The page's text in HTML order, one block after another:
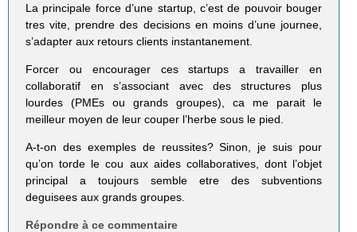
La principale force d’une startup, c’est de pouvoir bouger
tres vite, prendre des decisions en moins d’une journee,
s’adapter aux retours clients instantanement.
Forcer ou encourager ces startups a travailler en
collaboratif en s’associant avec des structures plus
lourdes (PMEs ou grands groupes), ca me parait le
meilleur moyen de leur couper l’herbe sous le pied.
A-t-on des exemples de reussites? Sinon, je suis pour
qu’on torde le cou aux aides collaboratives, dont l’objet
principal a toujours semble etre des subventions
deguisees aux grands groupes.
Répondre à ce commentaire